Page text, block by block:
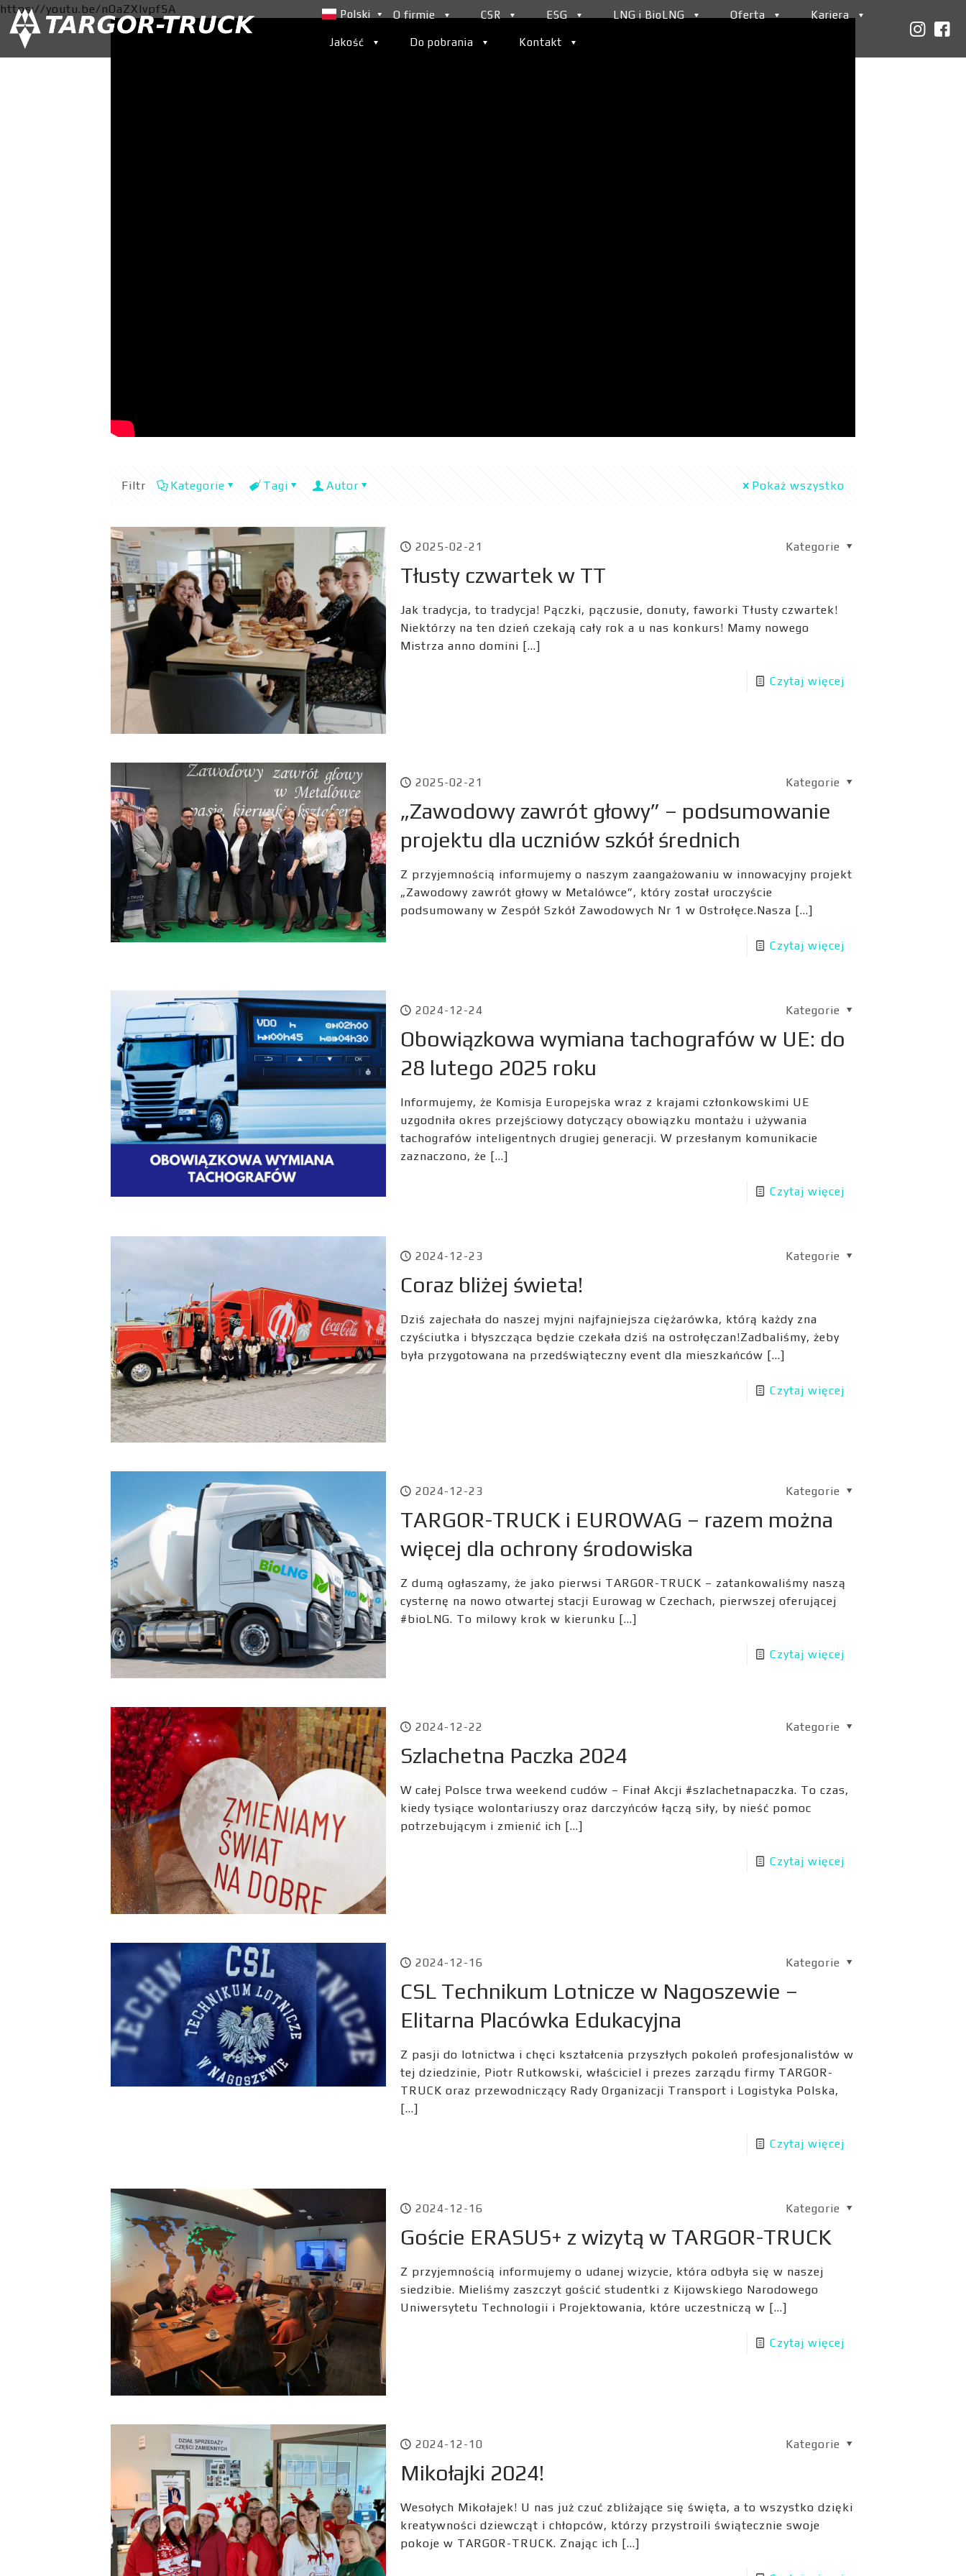
Polski O firmie CSR ESG LNG i BioLNG Oferta Kariera
Jakość Do pobrania Kontakt
https://youtu.be/nOaZXIvpf5A
Filtr Kategorie Tagi Autor Pokaż wszystko
2025-02-21 Kategorie
Tłusty czwartek w TT
Jak tradycja, to tradycja! Pączki, pączusie, donuty, faworki Tłusty czwartek!
Niektórzy na ten dzień czekają cały rok a u nas konkurs! Mamy nowego
Mistrza anno domini […]
Czytaj więcej
2025-02-21 Kategorie
„Zawodowy zawrót głowy” – podsumowanie
projektu dla uczniów szkół średnich
Z przyjemnością informujemy o naszym zaangażowaniu w innowacyjny projekt
„Zawodowy zawrót głowy w Metalówce”, który został uroczyście
podsumowany w Zespół Szkół Zawodowych Nr 1 w Ostrołęce.Nasza […]
Czytaj więcej
2024-12-24 Kategorie
Obowiązkowa wymiana tachografów w UE: do
28 lutego 2025 roku
Informujemy, że Komisja Europejska wraz z krajami członkowskimi UE
uzgodniła okres przejściowy dotyczący obowiązku montażu i używania
tachografów inteligentnych drugiej generacji. W przesłanym komunikacie
zaznaczono, że […]
Czytaj więcej
2024-12-23 Kategorie
Coraz bliżej świeta!
Dziś zajechała do naszej myjni najfajniejsza ciężarówka, którą każdy zna
czyściutka i błyszcząca będzie czekała dziś na ostrołęczan!Zadbaliśmy, żeby
była przygotowana na przedświąteczny event dla mieszkańców […]
Czytaj więcej
2024-12-23 Kategorie
TARGOR-TRUCK i EUROWAG – razem można
więcej dla ochrony środowiska
Z dumą ogłaszamy, że jako pierwsi TARGOR-TRUCK – zatankowaliśmy naszą
cysternę na nowo otwartej stacji Eurowag w Czechach, pierwszej oferującej
#bioLNG. To milowy krok w kierunku […]
Czytaj więcej
2024-12-22 Kategorie
Szlachetna Paczka 2024
W całej Polsce trwa weekend cudów – Finał Akcji #szlachetnapaczka. To czas,
kiedy tysiące wolontariuszy oraz darczyńców łączą siły, by nieść pomoc
potrzebującym i zmienić ich […]
Czytaj więcej
2024-12-16 Kategorie
CSL Technikum Lotnicze w Nagoszewie –
Elitarna Placówka Edukacyjna
Z pasji do lotnictwa i chęci kształcenia przyszłych pokoleń profesjonalistów w
tej dziedzinie, Piotr Rutkowski, właściciel i prezes zarządu firmy TARGOR-
TRUCK oraz przewodniczący Rady Organizacji Transport i Logistyka Polska,
[…]
Czytaj więcej
2024-12-16 Kategorie
Goście ERASUS+ z wizytą w TARGOR-TRUCK
Z przyjemnością informujemy o udanej wizycie, która odbyła się w naszej
siedzibie. Mieliśmy zaszczyt gościć studentki z Kijowskiego Narodowego
Uniwersytetu Technologii i Projektowania, które uczestniczą w […]
Czytaj więcej
2024-12-10 Kategorie
Mikołajki 2024!
Wesołych Mikołajek! U nas już czuć zbliżające się święta, a to wszystko dzięki
kreatywności dziewcząt i chłopców, którzy przystroili świątecznie swoje
pokoje w TARGOR-TRUCK. Znając ich […]